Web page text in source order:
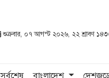
শুক্রবার, ০৭ আগস্ট ২০২৬, ২২ শ্রাবণ
সর্বশেষ বাংলাদেশ